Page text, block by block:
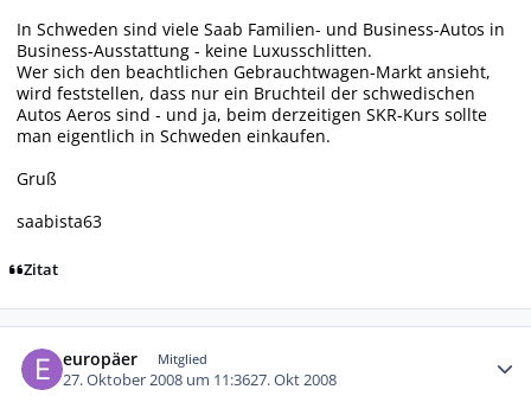
In Schweden sind viele Saab Familien- und Business-Autos in
Business-Ausstattung - keine Luxusschlitten.
Wer sich den beachtlichen Gebrauchtwagen-Markt ansieht,
wird feststellen, dass nur ein Bruchteil der schwedischen
Autos Aeros sind - und ja, beim derzeitigen SKR-Kurs sollte
man eigentlich in Schweden einkaufen.
Gruß
saabista63
Zitat
europäer Mitglied
27. Oktober 2008 um 11:3627. Okt 2008